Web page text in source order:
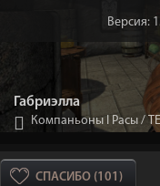
Версия:
Габриэлла
Компаньоны I Расы /
СПАСИБО (101)